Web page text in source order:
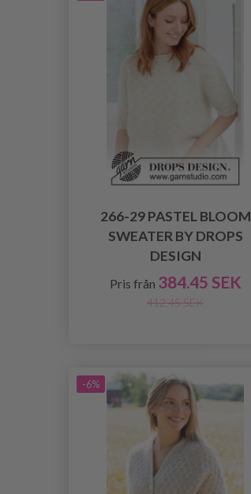
266-29 PASTEL BLOOM
SWEATER BY DROPS
DESIGN
Pris från 384.45 SEK
412.45 SEK
-6%